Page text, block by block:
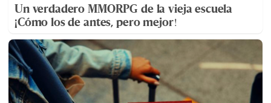
Un verdadero MMORPG de la vieja escuela
¡Cómo los de antes, pero mejor!